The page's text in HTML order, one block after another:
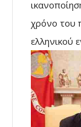
χρόνο του
ελληνικού